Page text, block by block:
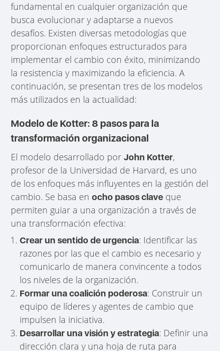
fundamental en cualquier organización que
busca evolucionar y adaptarse a nuevos
desafíos. Existen diversas metodologías que
proporcionan enfoques estructurados para
implementar el cambio con éxito, minimizando
la resistencia y maximizando la eficiencia. A
continuación, se presentan tres de los modelos
más utilizados en la actualidad:
Modelo de Kotter: 8 pasos para la
transformación organizacional
El modelo desarrollado porJohn Kotter,
profesor de la Universidad de Harvard, es uno
de los enfoques más influyentes en la gestión del
cambio. Se basa enocho pasos clave que
permiten guiar a una organización a través de
una transformación efectiva:
Crear un sentido de urgencia: Identificar las
razones por las que el cambio es necesario y
comunicarlo de manera convincente a todos
los niveles de la organización.
Formar una coalición poderosa: Construir un
equipo de líderes y agentes de cambio que
impulsen la iniciativa.
Desarrollar una visión y estrategia: Definir una
dirección clara y una hoja de ruta para